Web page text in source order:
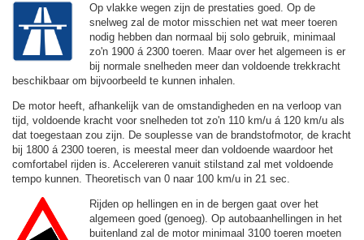
Op vlakke wegen zijn de prestaties goed. Op de
snelweg zal de motor misschien net wat meer toeren
nodig hebben dan normaal bij solo gebruik, minimaal
zo'n 1900 á 2300 toeren. Maar over het algemeen is er
bij normale snelheden meer dan voldoende trekkracht
beschikbaar om bijvoorbeeld te kunnen inhalen.
De motor heeft, afhankelijk van de omstandigheden en na verloop van
tijd, voldoende kracht voor snelheden tot zo'n 110 km/u á 120 km/u als
dat toegestaan zou zijn. De souplesse van de brandstofmotor, de kracht
bij 1800 á 2300 toeren, is meestal meer dan voldoende waardoor het
comfortabel rijden is. Accelereren vanuit stilstand zal met voldoende
tempo kunnen. Theoretisch van 0 naar 100 km/u in 21 sec.
Rijden op hellingen en in de bergen gaat over het
algemeen goed (genoeg). Op autobaanhellingen in het
buitenland zal de motor minimaal 3100 toeren moeten